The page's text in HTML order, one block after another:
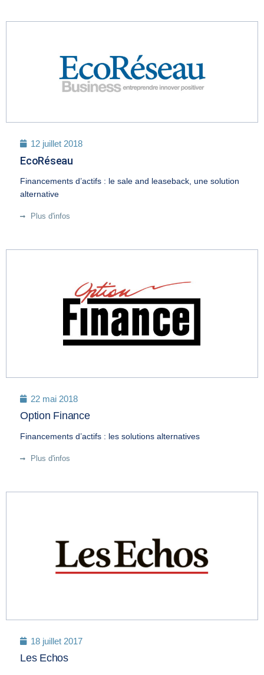
12 juillet 2018
EcoRéseau
Financements d’actifs : le sale and leaseback, une solution
alternative
Plus d'infos
22 mai 2018
Option Finance
Financements d’actifs : les solutions alternatives
Plus d'infos
18 juillet 2017
Les Echos